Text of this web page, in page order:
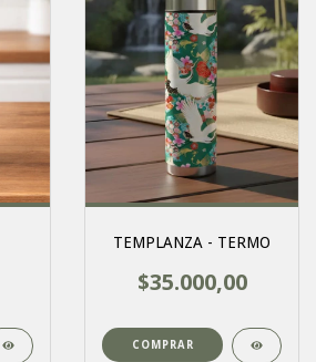
TEMPLANZA - TERMO
$35.000,00
COMPRAR